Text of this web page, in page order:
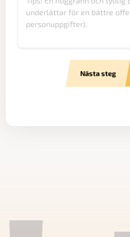
Nästa steg